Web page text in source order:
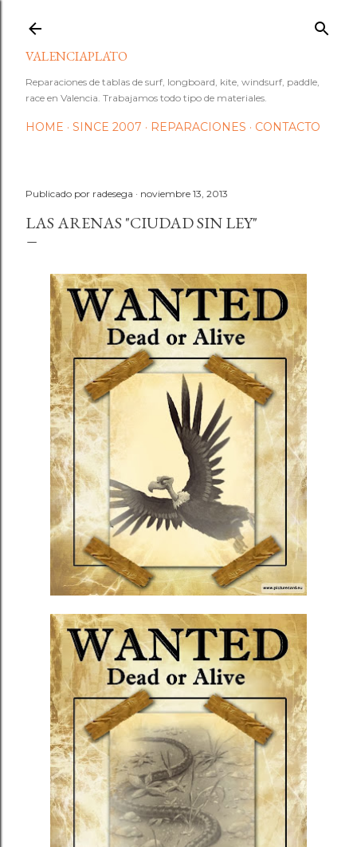
VALENCIAPLATO
Reparaciones de tablas de surf, longboard, kite, windsurf, paddle,
race en Valencia. Trabajamos todo tipo de materiales.
HOME SINCE 2007 REPARACIONES CONTACTO
Publicado por radesega noviembre 13, 2013
LAS ARENAS "CIUDAD SIN LEY"